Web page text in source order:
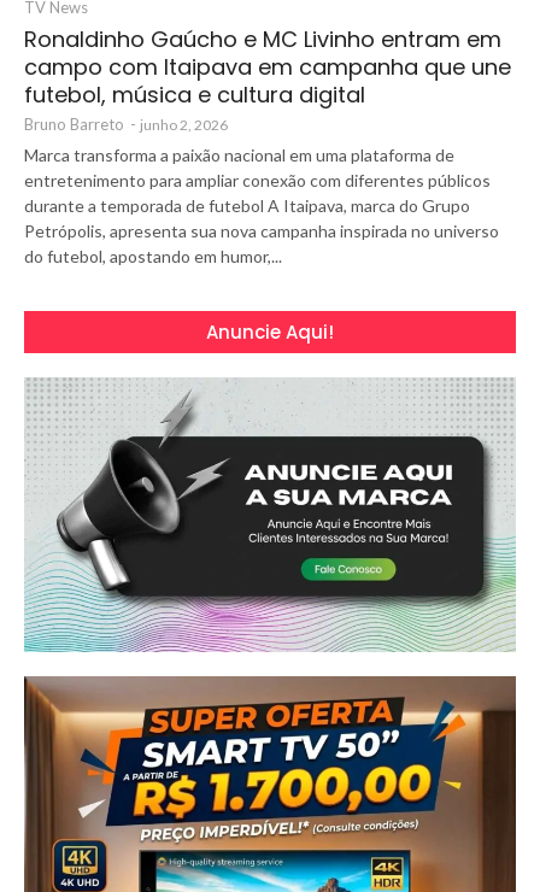
TV News
Ronaldinho Gaúcho e MC Livinho entram em
campo com Itaipava em campanha que une
futebol, música e cultura digital
Bruno Barreto - junho 2, 2026
Marca transforma a paixão nacional em uma plataforma de
entretenimento para ampliar conexão com diferentes públicos
durante a temporada de futebol A Itaipava, marca do Grupo
Petrópolis, apresenta sua nova campanha inspirada no universo
do futebol, apostando em humor,...
Anuncie Aqui!